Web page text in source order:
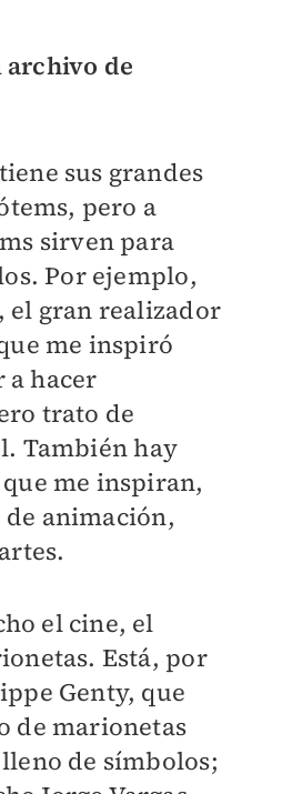
archivo de
sus grandes
pero a
sirven para
Por ejemplo,
el gran realizador
me inspiró
a hacer
trato de
También hay
me inspiran,
animación,
el cine, el
Está, por
Genty, que
de marionetas
de símbolos;